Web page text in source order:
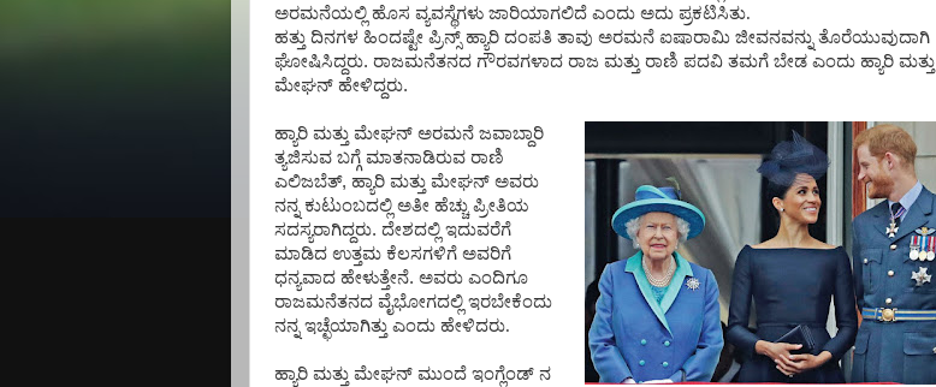
ಅರಮನೆಯಲ್ಲಿ ಹೊಸ ವ್ಯವಸ್ಥೆಗಳು ಜಾರಿಯಾಗಲಿದೆ ಎಂದು ಅದು ಪ್ರಕಟಿಸಿತು.
ಹತ್ತು ದಿನಗಳ ಹಿಂದಷ್ಟೇ ಪ್ರಿನ್ಸ್ ಹ್ಯಾರಿ ದಂಪತಿ ತಾವು ಅರಮನೆ ಐಷಾರಾಮಿ ಜೀವನವನ್ನು ತೊರೆಯುವುದಾಗಿ
ಘೋಷಿಸಿದ್ದರು. ರಾಜಮನೆತನದ ಗೌರವಗಳಾದ ರಾಜ ಮತ್ತು ರಾಣಿ ಪದವಿ ತಮಗೆ ಬೇಡ ಎಂದು ಹ್ಯಾರಿ ಮತ್ತು
ಮೇಘನ್ ಹೇಳಿದ್ದರು.
ಹ್ಯಾರಿ ಮತ್ತು ಮೇಘನ್ ಅರಮನೆ ಜವಾಬ್ದಾರಿ
ತ್ಯಜಿಸುವ ಬಗ್ಗೆ ಮಾತನಾಡಿರುವ ರಾಣಿ
ಎಲಿಜಬೆತ್, ಹ್ಯಾರಿ ಮತ್ತು ಮೇಘನ್ ಅವರು
ನನ್ನ ಕುಟುಂಬದಲ್ಲಿ ಅತೀ ಹೆಚ್ಚು ಪ್ರೀತಿಯ
ಸದಸ್ಯರಾಗಿದ್ದರು. ದೇಶದಲ್ಲಿ ಇದುವರೆಗೆ
ಮಾಡಿದ ಉತ್ತಮ ಕೆಲಸಗಳಿಗೆ ಅವರಿಗೆ
ಧನ್ಯವಾದ ಹೇಳುತ್ತೇನೆ. ಅವರು ಎಂದಿಗೂ
ರಾಜಮನೆತನದ ವೈಭೋಗದಲ್ಲಿ ಇರಬೇಕೆಂದು
ನನ್ನ ಇಚ್ಛೆಯಾಗಿತ್ತು ಎಂದು ಹೇಳಿದರು.
ಹ್ಯಾರಿ ಮತ್ತು ಮೇಘನ್ ಮುಂದೆ ಇಂಗ್ಲೆಂಡ್ ನ